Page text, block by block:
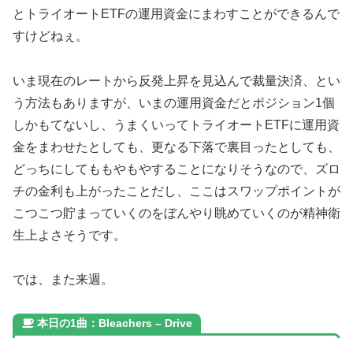
とトライオートETFの運用資金にまわすことができるんで
すけどねぇ。
いま現在のレートから反発上昇を見込んで裁量決済、とい
う方法もありますが、いまの運用資金だとポジション1個
しかもてないし、うまくいってトライオートETFに運用資
金をまわせたとしても、更なる下落で裏目ったとしても、
どっちにしてももやもやすることになりそうなので、ズロ
チの金利も上がったことだし、ここはスワップポイントが
こつこつ貯まっていくのをぼんやり眺めていくのが精神衛
生上よさそうです。
では、また来週。
本日の1曲：Bleachers – Drive